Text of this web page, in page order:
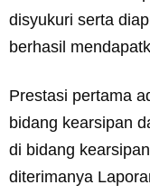
disyukuri serta
berhasil
Prestasi pertama
bidang kearsipan
di bidang
diterimanya